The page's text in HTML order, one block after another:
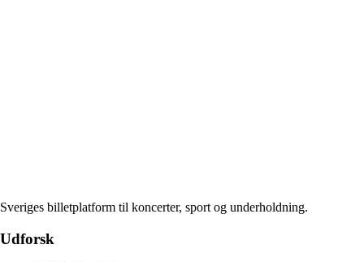
Sveriges billetplatform til koncerter, sport og underholdning.
Udforsk